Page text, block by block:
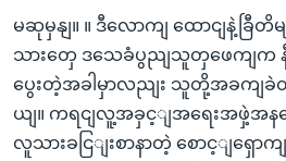
မဆုမှနျ။ ။ ဒီလောကျ ထောငျနဲ့ခြီတိ
သားတှေ ဒသေခံပွညျသူတှဖေကျက နီး
ပွေးတဲ့အခါမှာလညျး သူတို့အခကျ
ယျ။ ကရငျလူ့အခှင့ျအရေးအဖှဲ့အန
လူသားခငြျးစာနာတဲ့ စောင့ျရှော